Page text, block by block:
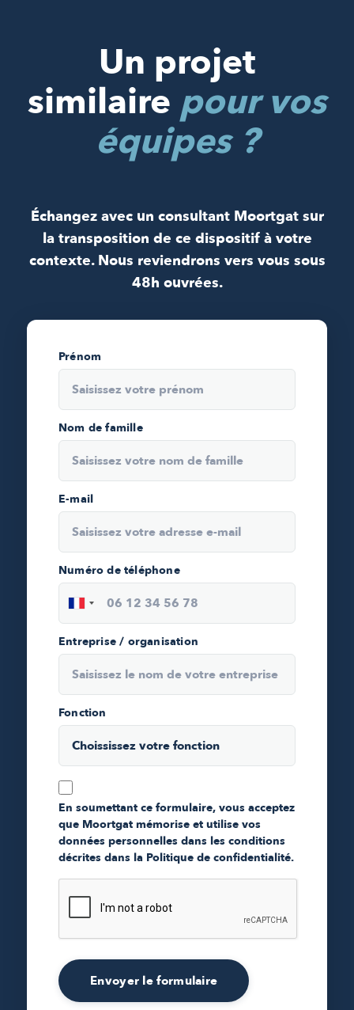
Un projet
similaire pour vos
équipes ?
Échangez avec un consultant Moortgat sur
la transposition de ce dispositif à votre
contexte. Nous reviendrons vers vous sous
48h ouvrées.
Prénom
Nom de famille
E-mail
Numéro de téléphone
Entreprise / organisation
Fonction
En soumettant ce formulaire, vous acceptez
que Moortgat mémorise et utilise vos
données personnelles dans les conditions
décrites dans la Politique de confidentialité.
Envoyer le formulaire